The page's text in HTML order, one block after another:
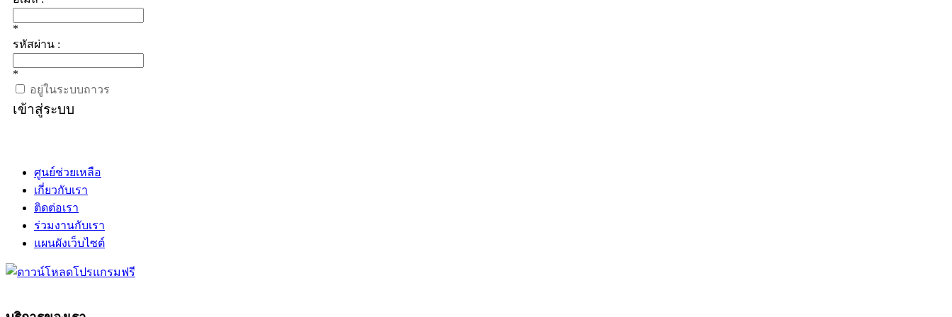
*
รหัสผ่าน :
*
อยู่ในระบบถาวร
เข้าสู่ระบบ
ศูนย์ช่วยเหลือ
เกี่ยวกับเรา
ติดต่อเรา
ร่วมงานกับเรา
แผนผังเว็บไซต์